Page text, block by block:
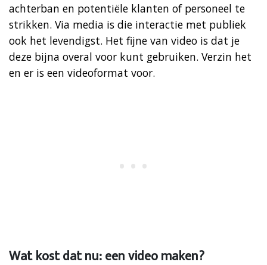
achterban en potentiële klanten of personeel te
strikken. Via media is die interactie met publiek
ook het levendigst. Het fijne van video is dat je
deze bijna overal voor kunt gebruiken. Verzin het
en er is een videoformat voor.
Wat kost dat nu: een video maken?